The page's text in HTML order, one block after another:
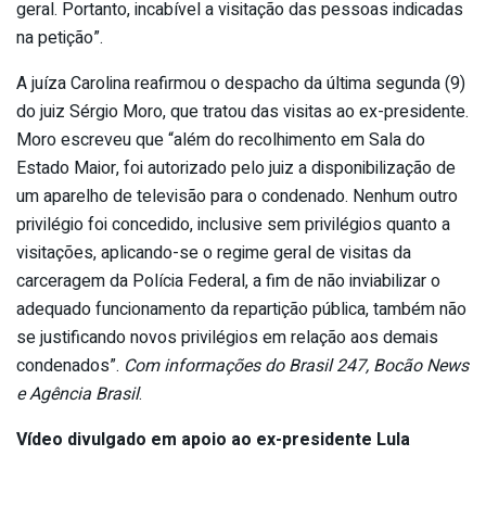
geral. Portanto, incabível a visitação das pessoas indicadas
na petição”.
A juíza Carolina reafirmou o despacho da última segunda (9)
do juiz Sérgio Moro, que tratou das visitas ao ex-presidente.
Moro escreveu que “além do recolhimento em Sala do
Estado Maior, foi autorizado pelo juiz a disponibilização de
um aparelho de televisão para o condenado. Nenhum outro
privilégio foi concedido, inclusive sem privilégios quanto a
visitações, aplicando-se o regime geral de visitas da
carceragem da Polícia Federal, a fim de não inviabilizar o
adequado funcionamento da repartição pública, também não
se justificando novos privilégios em relação aos demais
condenados”. Com informações do Brasil 247, Bocão News
e Agência Brasil.
Vídeo divulgado em apoio ao ex-presidente Lula